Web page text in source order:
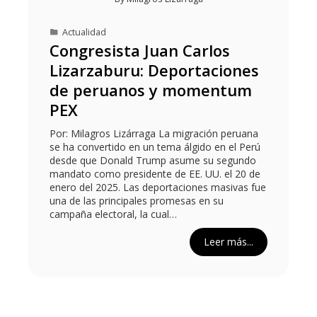
Actualidad
Congresista Juan Carlos
Lizarzaburu: Deportaciones
de peruanos y momentum
PEX
Por: Milagros Lizárraga La migración peruana
se ha convertido en un tema álgido en el Perú
desde que Donald Trump asume su segundo
mandato como presidente de EE. UU. el 20 de
enero del 2025. Las deportaciones masivas fue
una de las principales promesas en su
campaña electoral, la cual…
Leer más...